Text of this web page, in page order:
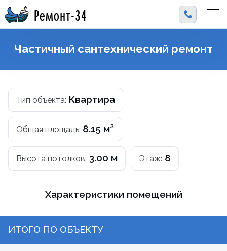
Ремонт-34
Частичный сантехнический ремонт
Тип объекта: Квартира
Общая площадь: 8.15 м²
Высота потолков: 3.00 м Этаж: 8
Характеристики помещений
ИТОГО ПО ОБЪЕКТУ